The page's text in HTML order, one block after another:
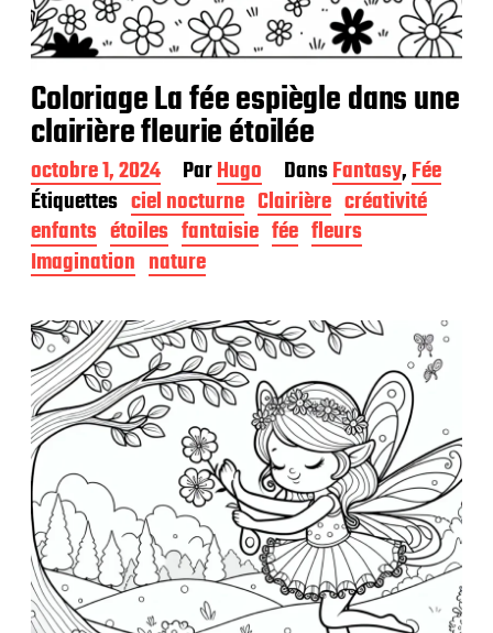
Coloriage La fée espiègle dans une
clairière fleurie étoilée
D
a
t
e
d
e
u
b
l
i
c
a
t
i
o
n
octobre 1, 2024 ParHugo DansFantasy,Fée
Étiquettes ciel nocturne Clairière créativité
enfants étoiles fantaisie fée fleurs
Imagination nature